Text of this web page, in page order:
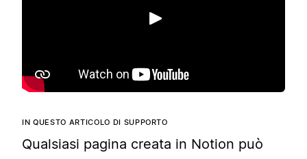
Riproduci
IN QUESTO ARTICOLO DI SUPPORTO
Qualsiasi pagina creata in Notion può